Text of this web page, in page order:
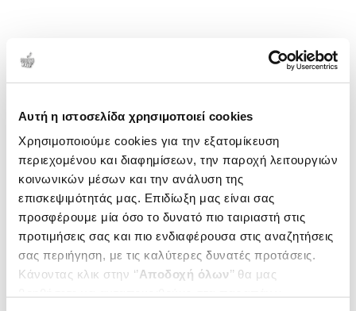
Αυτή η ιστοσελίδα χρησιμοποιεί cookies
Χρησιμοποιούμε cookies για την εξατομίκευση
περιεχομένου και διαφημίσεων, την παροχή λειτουργιών
κοινωνικών μέσων και την ανάλυση της
επισκεψιμότητάς μας. Επιδίωξη μας είναι σας
προσφέρουμε μία όσο το δυνατό πιο ταιριαστή στις
προτιμήσεις σας και πιο ενδιαφέρουσα στις αναζητήσεις
σας περιήγηση, με τις καλύτερες δυνατές προτάσεις.
Κάνοντας κλικ στην ‘’Αποδοχή όλων’’ θα μας